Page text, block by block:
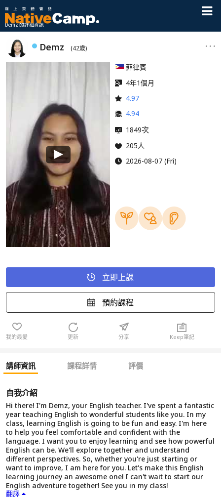
Demz 的詳細資訊
Demz (42歲)
菲律賓
4年1個月
4.97
4.94
1849次
205人
2026-08-07 (Fri)
立即上課
預約課程
我的最愛 更新 分享 Keep筆記
講師資訊 課程詳情 評價
自我介紹
Hi there! I'm Demz, your English teacher. I've spent a fantastic
year teaching English to wonderful students like you. In my
class, learning English is going to be fun and easy. I'm here
to help you feel comfortable and confident with the
language. I want you to enjoy learning and see how powerful
English can be. We'll explore together and understand
different perspectives. So, whether you're just starting or
want to improve, I am here for you. Let's make this English
learning journey an awesome one! I can't wait to start our
English adventure together! See you in my class!
翻譯